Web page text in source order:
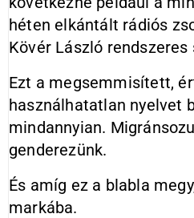
héten elkántált rádiós
Kövér László
Ezt a megsemmisített,
használhatatlan nyelvet
mindannyian.
genderezünk.
És amíg ez a blabla
markába.